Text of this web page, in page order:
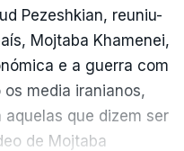
Pezeshkian, reuniu-
Mojtaba Khamenei,
e a guerra com
media iranianos,
que dizem ser
de Mojtaba